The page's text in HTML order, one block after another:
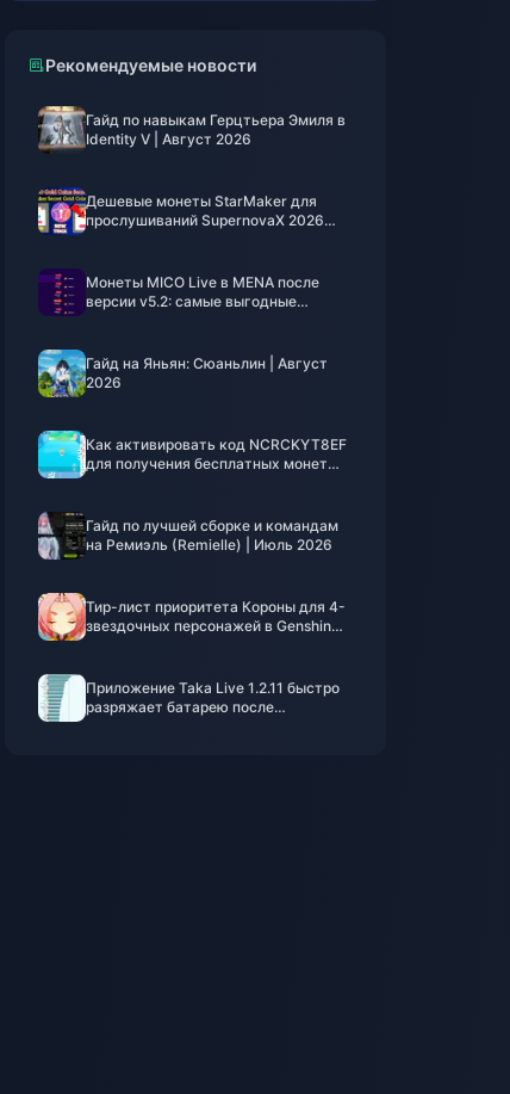
Рекомендуемые новости
Гайд по навыкам Герцтьера Эмиля в
Identity V | Август 2026
Дешевые монеты StarMaker для
прослушиваний SupernovaX 2026
Монеты MICO Live в MENA после
версии v5.2: самые выгодные
Гайд на Яньян: Сюаньлин | Август
2026
Как активировать код NCRCKYT8EF
для получения бесплатных монет
Гайд по лучшей сборке и командам
на Ремиэль (Remielle) | Июль 2026
Тир-лист приоритета Короны для 4-
звездочных персонажей в Genshin
Приложение Taka Live 1.2.11 быстро
разряжает батарею после